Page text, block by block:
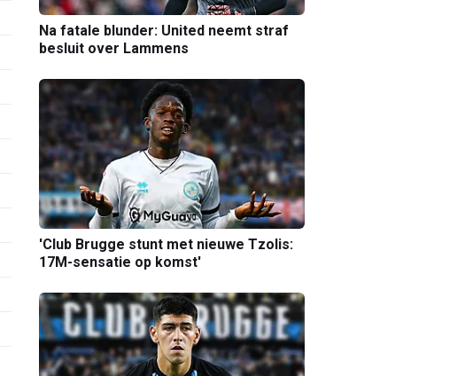
Na fatale blunder: United neemt straf
besluit over Lammens
'Club Brugge stunt met nieuwe Tzolis:
17M-sensatie op komst'